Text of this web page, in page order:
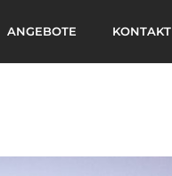
ANGEBOTE KONTAKT